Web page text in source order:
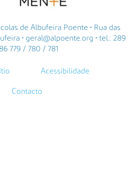
de Albufeira Poente • Rua das
• geral@alpoente.org • tel.: 289
779 / 780 / 781
Acessibilidade
Contacto